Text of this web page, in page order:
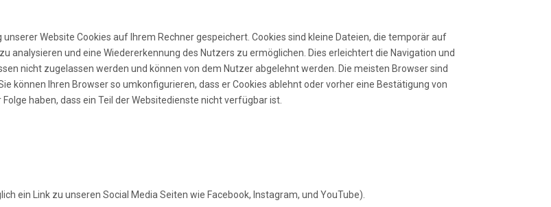
Website Cookies auf Ihrem Rechner gespeichert. Cookies sind kleine Dateien, die temporär auf
analysieren und eine Wiedererkennung des Nutzers zu ermöglichen. Dies erleichtert die Navigation und
nicht zugelassen werden und können von dem Nutzer abgelehnt werden. Die meisten Browser sind
können Ihren Browser so umkonfigurieren, dass er Cookies ablehnt oder vorher eine Bestätigung von
haben, dass ein Teil der Websitedienste nicht verfügbar ist.
ein Link zu unseren Social Media Seiten wie Facebook, Instagram, und YouTube).